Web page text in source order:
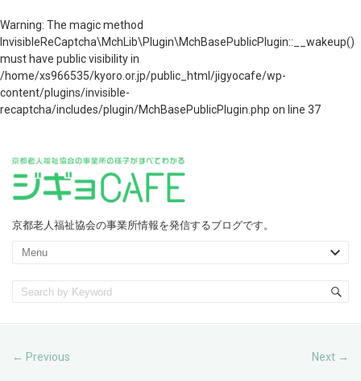
Warning: The magic method
InvisibleReCaptcha\MchLib\Plugin\MchBasePublicPlugin::__wakeup()
must have public visibility in
/home/xs966535/kyoro.or.jp/public_html/jigyocafe/wp-
content/plugins/invisible-
recaptcha/includes/plugin/MchBasePublicPlugin.php on line 37
京都老人福祉協会の事業所情報を発信するブログです。
← Previous Next →